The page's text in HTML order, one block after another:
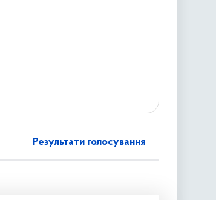
Результати голосування